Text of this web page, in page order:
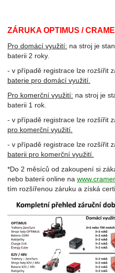
ZÁRUKA OPTIMUS /
Pro domácí využití: na stroj je
baterii 2 roky.
- v případě registrace lze rozšířit
baterie pro domácí využití.
Pro komerční využití: na stroj je
baterii 1 rok.
- v případě registrace lze rozšířit
pro komerční využití.
- v případě registrace lze rozšířit
baterii pro komerční využití.
*Do 2 měsíců od zakoupení si
nebo baterii online na
tím rozšířenou záruku a získá